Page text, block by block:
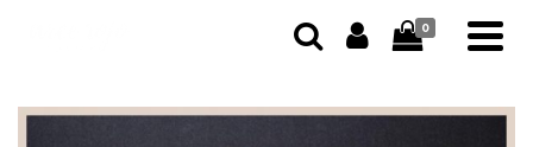
0